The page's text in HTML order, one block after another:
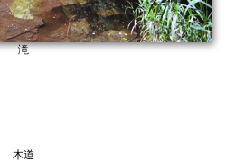
滝
木道